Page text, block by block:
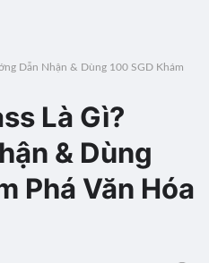
Dẫn Nhận & Dùng 100 SGD Khám
Là Gì?
& Dùng
Phá Văn Hóa